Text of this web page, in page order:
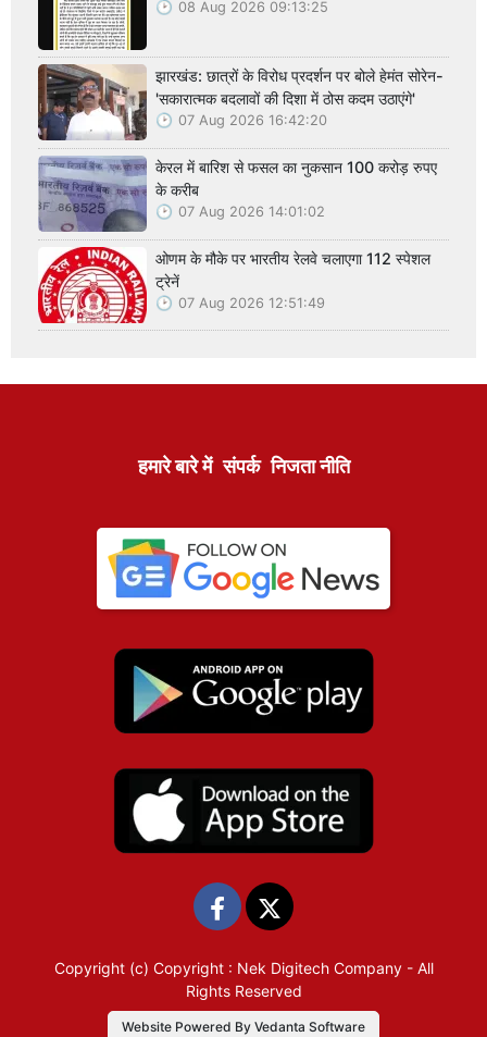
08 Aug 2026 09:13:25
झारखंड: छात्रों के विरोध प्रदर्शन पर बोले हेमंत सोरेन-
'सकारात्मक बदलावों की दिशा में ठोस कदम उठाएंगे'
07 Aug 2026 16:42:20
केरल में बारिश से फसल का नुकसान 100 करोड़ रुपए
के करीब
07 Aug 2026 14:01:02
ओणम के मौके पर भारतीय रेलवे चलाएगा 112 स्पेशल
ट्रेनें
07 Aug 2026 12:51:49
हमारे बारे में संपर्क निजता नीति
Copyright (c) Copyright : Nek Digitech Company- All
Rights Reserved
Website Powered By Vedanta Software